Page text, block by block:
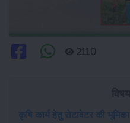
2110
कृषि कार्य हेतु रोटावेटर की भूमिका